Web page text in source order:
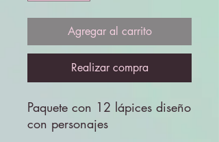
Agregar al carrito
Realizar compra
Paquete con 12 lápices diseño
con personajes